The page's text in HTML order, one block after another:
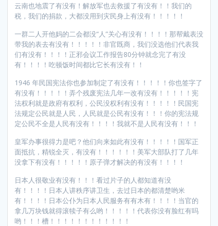
云南也地震了有没有！解放军也去救援了有没有！！我们的
税，我们的捐款，大都没用到灾民身上有没有！！！！！
一群二人开他妈的二会都没“人”关心有没有！！！！那帮戴表没
带我的表去有没有！！！！！非官既商，我们没选他们代表我
们有没有！！！！正邪会议工作报告80分钟就念完了有没
有！！！！吃顿饭时间都比它长有没有！！
1946 年民国宪法你也参加制定了有没有！！！！！你也签字了
有没有！！！！！弄个残废宪法几年一改有没有！！！！！宪
法权利就是政府有权利，公民没权利有没有！！！！！民国宪
法规定公民就是人民，人民就是公民有没有！！！你的宪法规
定公民不全是人民有没有！！！！我就不是人民有没有！！！
皇军办事很得力是吧？他们向来如此有没有！！！！！国军正
面抵抗，精锐全灭，有没有！！！！！！美军大部队打了几年
没拿下有没有！！！！！原子弹才解决的有没有！！！！
日本人很敬业有没有！！！看过片子的人都知道有没
有！！！！日本人讲秩序讲卫生，去过日本的都清楚哟米
有！！！！日本公仆为日本人民服务有有木有！！！！当官的
拿几万块钱就得滚犊子有么哟！！！！！代表你没有脸红有吗
哟！！！槽！！！！！！！！！！！！